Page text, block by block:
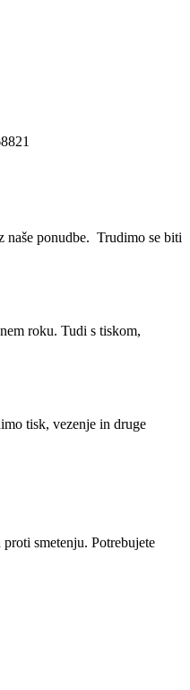
naše ponudbe. Trudimo se biti
roku. Tudi s tiskom,
tisk, vezenje in druge
smetenju. Potrebujete